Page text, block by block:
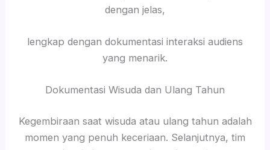
dengan jelas,
lengkap dengan dokumentasi interaksi audiens
yang menarik.
Dokumentasi Wisuda dan Ulang Tahun
Kegembiraan saat wisuda atau ulang tahun adalah
momen yang penuh keceriaan. Selanjutnya, tim